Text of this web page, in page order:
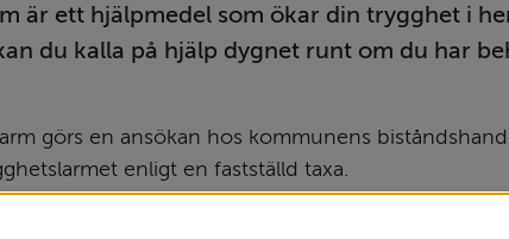
är ett hjälpmedel som ökar din trygghet i
du kalla på hjälp dygnet runt om du har
görs en ansökan hos kommunens
enligt en fastställd taxa.